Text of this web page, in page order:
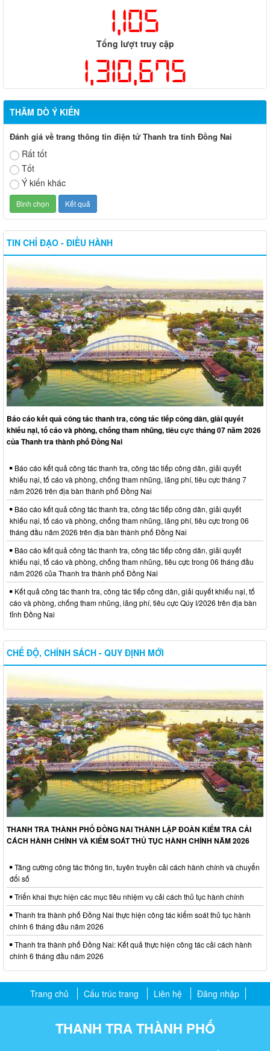
1,105
Tổng lượt truy cập
1,310,675
THĂM DÒ Ý KIẾN
Đánh giá về trang thông tin điện tử Thanh tra tỉnh Đồng Nai
Rất tốt
Tốt
Ý kiến khác
TIN CHỈ ĐẠO - ĐIỀU HÀNH
Báo cáo kết quả công tác thanh tra, công tác tiếp công dân, giải quyết
khiếu nại, tố cáo và phòng, chống tham nhũng, tiêu cực tháng 07 năm 2026
của Thanh tra thành phố Đồng Nai
Báo cáo kết quả công tác thanh tra, công tác tiếp công dân, giải quyết
khiếu nại, tố cáo và phòng, chống tham nhũng, lãng phí, tiêu cực tháng 7
năm 2026 trên địa bàn thành phố Đồng Nai
Báo cáo kết quả công tác thanh tra, công tác tiếp công dân, giải quyết
khiếu nại, tố cáo và phòng, chống tham nhũng, lãng phí, tiêu cực trong 06
tháng đầu năm 2026 trên địa bàn thành phố Đồng Nai
Báo cáo kết quả công tác thanh tra, công tác tiếp công dân, giải quyết
khiếu nại, tố cáo và phòng, chống tham nhũng, tiêu cực trong 06 tháng đầu
năm 2026 của Thanh tra thành phố Đồng Nai
Kết quả công tác thanh tra, công tác tiếp công dân, giải quyết khiếu nại, tố
cáo và phòng, chống tham nhũng, lãng phí, tiêu cực Qúy I/2026 trên địa bàn
tỉnh Đồng Nai
CHẾ ĐỘ, CHÍNH SÁCH - QUY ĐỊNH MỚI
THANH TRA THÀNH PHỐ ĐỒNG NAI THÀNH LẬP ĐOÀN KIỂM TRA CẢI
CÁCH HÀNH CHÍNH VÀ KIỂM SOÁT THỦ TỤC HÀNH CHÍNH NĂM 2026
Tăng cường công tác thông tin, tuyên truyền cải cách hành chính và chuyển
đổi số
Triển khai thực hiện các mục tiêu nhiệm vụ cải cách thủ tục hành chính
Thanh tra thành phố Đồng Nai thực hiện công tác kiểm soát thủ tục hành
chính 6 tháng đầu năm 2026
Thanh tra thành phố Đồng Nai: Kết quả thực hiện công tác cải cách hành
chính 6 tháng đầu năm 2026
Trang chủ Cấu trúc trang Liên hệ Đăng nhập
THANH TRA THÀNH PHỐ